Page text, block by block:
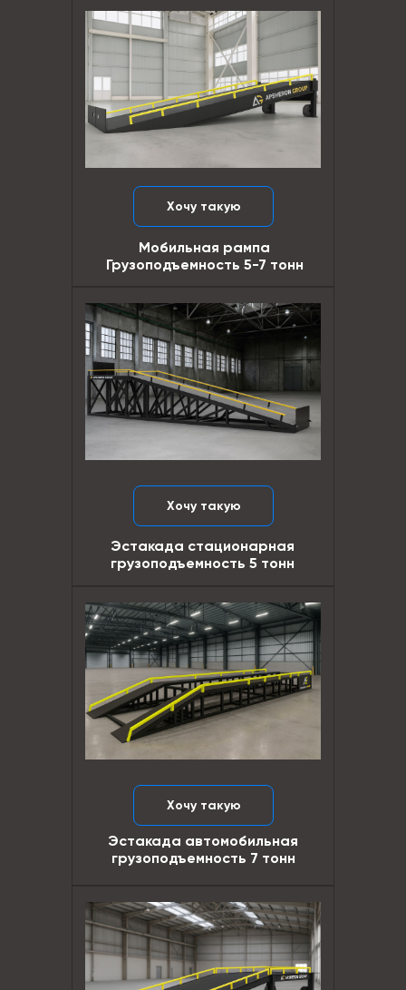
Хочу такую
Эстакада автомобильная
грузоподъемность 7 тонн
Хочу такую
Эстакада стационарная
грузоподъемность 5 тонн
Хочу такую
Мобильная рампа
Грузоподъемность 5-7 тонн